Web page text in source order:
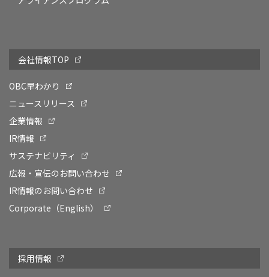
会社情報TOP
OBC早わかり
ニュースリリース
企業情報
IR情報
サステナビリティ
広報・宣伝のお問い合わせ
IR情報のお問い合わせ
Corporate（English）
採用情報